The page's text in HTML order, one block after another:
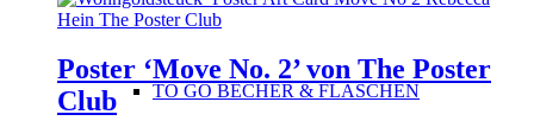
TO GO BECHER & FLASCHEN
Poster ‘Move No. 2’ von The Poster
Club